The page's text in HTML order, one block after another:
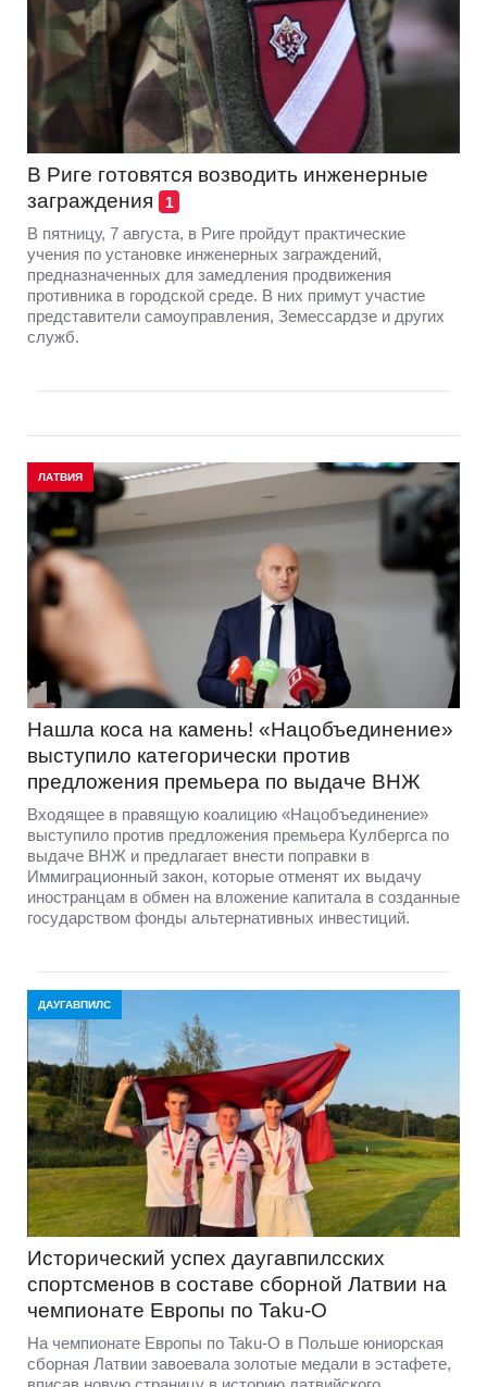
В Риге готовятся возводить инженерные
заграждения
1
В пятницу, 7 августа, в Риге пройдут практические
учения по установке инженерных заграждений,
предназначенных для замедления продвижения
противника в городской среде. В них примут участие
представители самоуправления, Земессардзе и других
служб.
ЛАТВИЯ
Нашла коса на камень! «Нацобъединение»
выступило категорически против
предложения премьера по выдаче ВНЖ
Входящее в правящую коалицию «Нацобъединение»
выступило против предложения премьера Кулбергса по
выдаче ВНЖ и предлагает внести поправки в
Иммиграционный закон, которые отменят их выдачу
иностранцам в обмен на вложение капитала в созданные
государством фонды альтернативных инвестиций.
ДАУГАВПИЛС
Исторический успех даугавпилсских
спортсменов в составе сборной Латвии на
чемпионате Европы по Taku-O
На чемпионате Европы по Taku-O в Польше юниорская
сборная Латвии завоевала золотые медали в эстафете,